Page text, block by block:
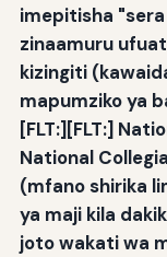
imepitisha
zinaamuru
kizingiti
mapumziko ya
[FLT:][FLT:]
National
(mfano shirika
ya maji kila
joto wakati wa